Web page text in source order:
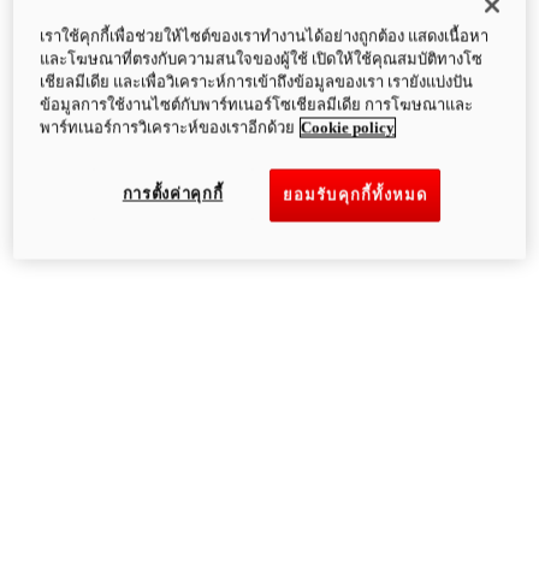
เราใช้คุกกี้เพื่อช่วยให้ไซต์ของเราทำงานได้อย่างถูกต้อง แสดงเนื้อหา
และโฆษณาที่ตรงกับความสนใจของผู้ใช้ เปิดให้ใช้คุณสมบัติทางโซ
เชียลมีเดีย และเพื่อวิเคราะห์การเข้าถึงข้อมูลของเรา เรายังแบ่งปัน
ข้อมูลการใช้งานไซต์กับพาร์ทเนอร์โซเชียลมีเดีย การโฆษณาและ
พาร์ทเนอร์การวิเคราะห์ของเราอีกด้วย Cookie policy
ยอมรับคุกกี้ทั้งหมด
การตั้งค่าคุกกี้